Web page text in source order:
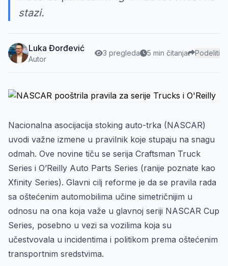
stazi.
Luka Đorđević
Autor
3 pregleda 5 min čitanja Podeliti
Nacionalna asocijacija stoking auto-trka (NASCAR)
uvodi važne izmene u pravilnik koje stupaju na snagu
odmah. Ove novine tiču se serija Craftsman Truck
Series i O’Reilly Auto Parts Series (ranije poznate kao
Xfinity Series). Glavni cilj reforme je da se pravila rada
sa oštećenim automobilima učine simetričnijim u
odnosu na ona koja važe u glavnoj seriji NASCAR Cup
Series, posebno u vezi sa vozilima koja su
učestvovala u incidentima i politikom prema oštećenim
transportnim sredstvima.